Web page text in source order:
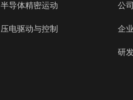
半导体精密运动
压电驱动与控制
公
企
研